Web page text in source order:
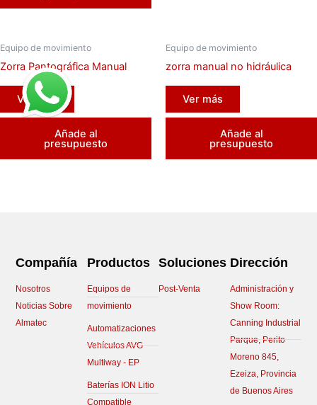
Equipo de movimiento
Zorra Pantográfica Manual
Ver más
Añade al
presupuesto
Equipo de movimiento
zorra manual no hidráulica
Ver más
Añade al
presupuesto
Compañía
Nosotros
Noticias Sobre
Almatec
Productos
Equipos de
movimiento
Automatizaciones
Vehículos AVG
Multiway - EP
Baterías ION Litio
Compatible
Soluciones
Post-Venta
Dirección
Administración y
Show Room:
Canning Industrial
Parque, Perito
Moreno 845,
Ezeiza, Provincia
de Buenos Aires